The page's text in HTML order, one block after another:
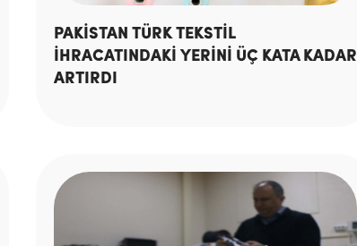
PAKİSTAN TÜRK TEKSTİL
İHRACATINDAKİ YERİNİ ÜÇ KATA KADAR
ARTIRDI